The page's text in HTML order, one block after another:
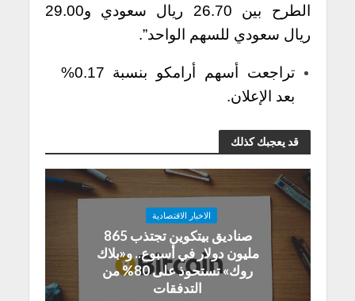
الطرح بين 26.70 ريال سعودي و29.00
ريال سعودي للسهم الواحد”.
تراجعت أسهم أرامكو بنسبة 0.17%
بعد الإعلان.
قد يعجبك كذلك
الاخبار الاقتصادية
صناديق بيتكوين تجتذب 865
مليون دولار في أسبوع.. و«بلاك
روك» تستحوذ على 80% من
التدفقات